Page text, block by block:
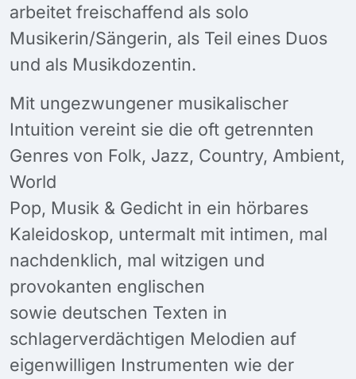
arbeitet freischaffend als solo
Musikerin/Sängerin, als Teil eines Duos
und als Musikdozentin.
Mit ungezwungener musikalischer
Intuition vereint sie die oft getrennten
Genres von Folk, Jazz, Country, Ambient,
World
Pop, Musik & Gedicht in ein hörbares
Kaleidoskop, untermalt mit intimen, mal
nachdenklich, mal witzigen und
provokanten englischen
sowie deutschen Texten in
schlagerverdächtigen Melodien auf
eigenwilligen Instrumenten wie der